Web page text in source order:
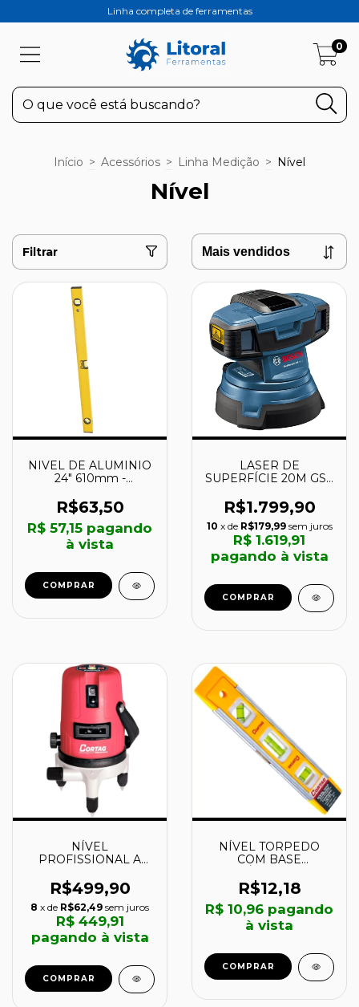
Linha completa de ferramentas
0
Início > Acessórios > Linha Medição > Nível
Nível
Filtrar
NIVEL DE ALUMINIO
24" 610mm -
VONDER
R$63,50
R$ 57,15 pagando
à vista
LASER DE
SUPERFÍCIE 20M GSL
BOSCH
R$1.799,90
10 x de R$179,99 sem juros
R$ 1.619,91
pagando à vista
COMPRAR
NÍVEL
PROFISSIONAL A
GIRATÓRIO NLGT -
70478 - CORTAG
R$499,90
8 x de R$62,49 sem juros
R$ 449,91
pagando à vista
COMPRAR
NÍVEL TORPEDO
COM BASE
CORTAG
R$12,18
R$ 10,96 pagando
à vista
COMPRAR